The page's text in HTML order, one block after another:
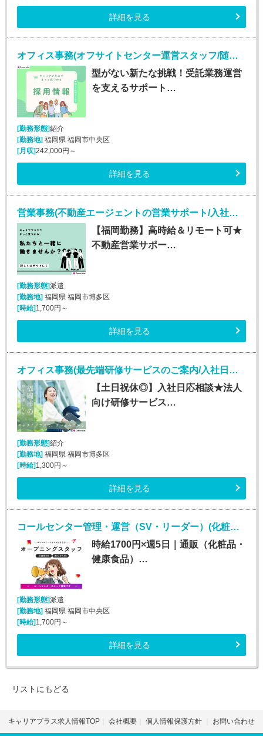
詳細を見る
オフィス事務(オフサイトセンター運営スタッフ/随時入社/長期)
型がない新たな挑戦！受託業務運営
を支えるサポート…
[勤務形態]紹介
[勤務地] 福岡県 福岡市中央区
[月収]242,000円～
詳細を見る
営業事務(不動産エージェントの営業サポート/入社日応相談)
【福岡勤務】高時給＆リモート可★
不動産営業サポー…
[勤務形態]派遣
[勤務地]福岡県 福岡市博多区
[時給]1,700円～
詳細を見る
オフィス事務(最先端研修サービスのご案内/入社日応相談～/平日のみ)
【土日祝休◎】入社日応相談★法人
向け研修サービス…
[勤務形態]紹介
[勤務地]福岡県 福岡市博多区
[時給]1,300円～
詳細を見る
コールセンター管理・運営（SV・リーダー）(化粧品・サプリメント・健康食品問い合わせセンターのSV・LD)
時給1700円×週5日｜通販（化粧品・
健康食品）…
[勤務形態]派遣
[勤務地] 福岡県 福岡市中央区
[時給] 1,700円～
詳細を見る
リストにもどる
キャリアプラス求人情報TOP 会社概要 個人情報保護方針 お問い合わせ